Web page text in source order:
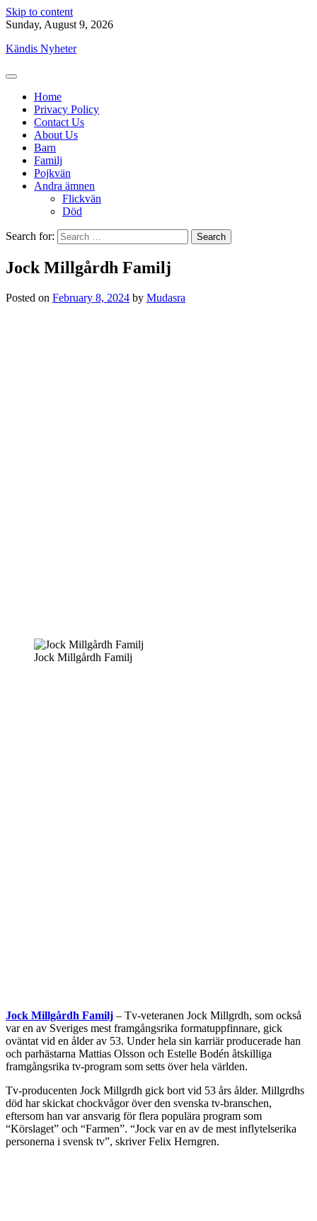
Skip to content
Sunday, August 9, 2026
Kändis Nyheter
Home
Privacy Policy
Contact Us
About Us
Barn
Familj
Pojkvän
Andra ämnen
Flickvän
Död
Search for:
Jock Millgårdh Familj
Posted on February 8, 2024 by Mudasra
Jock Millgårdh Familj
Jock Millgårdh Familj – Tv-veteranen Jock Millgrdh, som också
var en av Sveriges mest framgångsrika formatuppfinnare, gick
oväntat vid en ålder av 53. Under hela sin karriär producerade han
och parhästarna Mattias Olsson och Estelle Bodén åtskilliga
framgångsrika tv-program som setts över hela världen.
Tv-producenten Jock Millgrdh gick bort vid 53 års ålder. Millgrdhs
död har skickat chockvågor över den svenska tv-branschen,
eftersom han var ansvarig för flera populära program som
“Körslaget” och “Farmen”. “Jock var en av de mest inflytelserika
personerna i svensk tv”, skriver Felix Herngren.